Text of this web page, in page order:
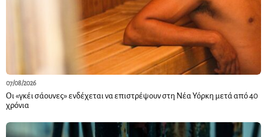
07/08/2026
Οι «γκέι σάουνες» ενδέχεται να επιστρέψουν στη Νέα Υόρκη μετά από 40
χρόνια